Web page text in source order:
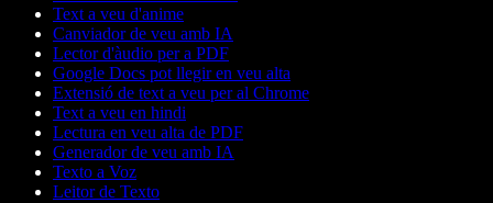
Text a veu d'anime
Canviador de veu amb IA
Lector d'àudio per a PDF
Google Docs pot llegir en veu alta
Extensió de text a veu per al Chrome
Text a veu en hindi
Lectura en veu alta de PDF
Generador de veu amb IA
Texto a Voz
Leitor de Texto